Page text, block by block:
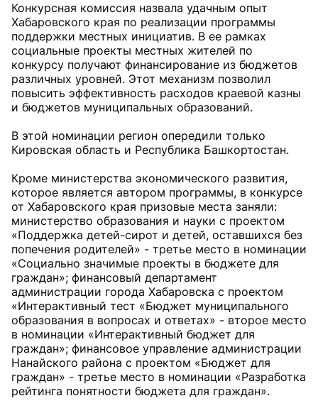
Конкурсная комиссия назвала удачным опыт
Хабаровского края по реализации программы
поддержки местных инициатив. В ее рамках
социальные проекты местных жителей по
конкурсу получают финансирование из бюджетов
различных уровней. Этот механизм позволил
повысить эффективность расходов краевой казны
и бюджетов муниципальных образований.
В этой номинации регион опередили только
Кировская область и Республика Башкортостан.
Кроме министерства экономического развития,
которое является автором программы, в конкурсе
от Хабаровского края призовые места заняли:
министерство образования и науки c проектом
«Поддержка детей-сирот и детей, оставшихся без
попечения родителей» - третье место в номинации
«Социально значимые проекты в бюджете для
граждан»; финансовый департамент
администрации города Хабаровска с проектом
«Интерактивный тест «Бюджет муниципального
образования в вопросах и ответах» - второе место
в номинации «Интерактивный бюджет для
граждан»; финансовое управление администрации
Нанайского района с проектом «Бюджет для
граждан» - третье место в номинации «Разработка
рейтинга понятности бюджета для граждан».